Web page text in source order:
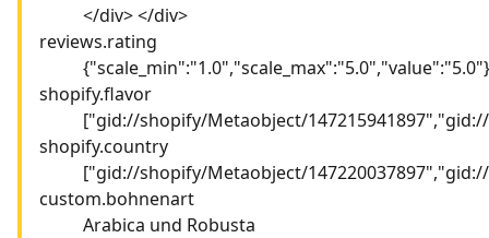
</div> </div>
reviews.rating
{"scale_min":"1.0","scale_max":"5.0","value":"5.0"}
shopify.flavor
["gid://shopify/Metaobject/
shopify.country
["gid://shopify/Metaobject/
custom.bohnenart
Arabica und Robusta